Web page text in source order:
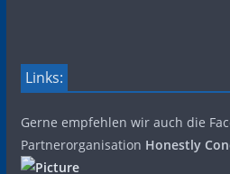
Links:
Gerne empfehlen wir auch die
Partnerorganisation Honestly